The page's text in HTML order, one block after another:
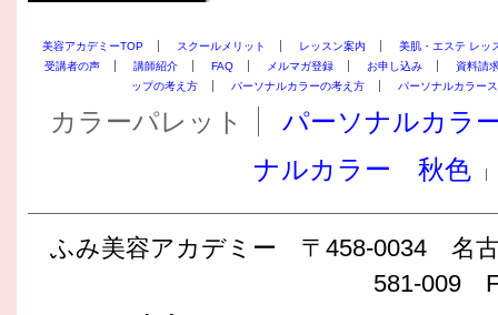
美容アカデミーTOP スクールメリット レッスン案内
美肌・エステ レッ
受講者の声
講師紹介 FAQ メルマガ登録 お申し込み
資料請
ップの考え方
パーソナルカラーの考え方 パーソナルカラー
カラーパレット
パーソナルカラ
ナルカラー 秋色
ふみ美容アカデミー 〒458-0034 名
581-009